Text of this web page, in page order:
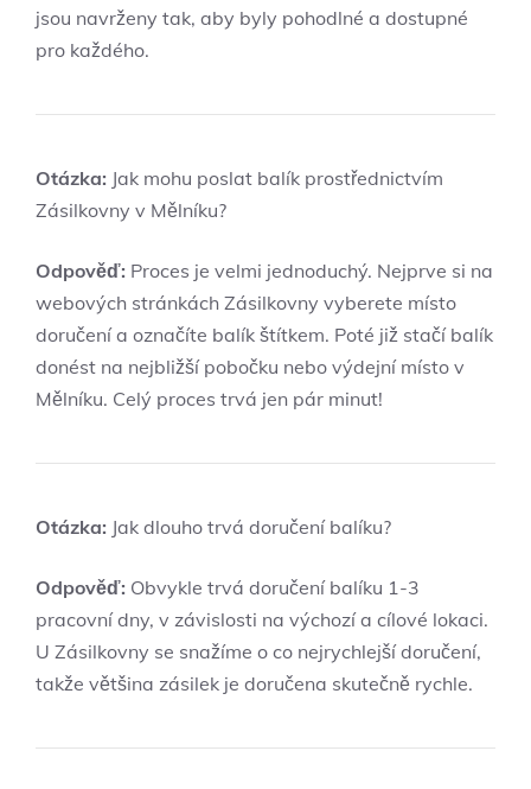
jsou navrženy tak, aby byly pohodlné a dostupné
pro každého.
Otázka: Jak mohu poslat balík prostřednictvím
Zásilkovny v Mělníku?
Odpověď: Proces je velmi jednoduchý. Nejprve si na
webových stránkách Zásilkovny vyberete místo
doručení a označíte balík štítkem. Poté již stačí balík
donést na nejbližší pobočku nebo výdejní místo v
Mělníku. Celý proces trvá jen pár minut!
Otázka: Jak dlouho trvá doručení balíku?
Odpověď: Obvykle trvá doručení balíku 1-3
pracovní dny, v závislosti na výchozí a cílové lokaci.
U Zásilkovny se snažíme o co nejrychlejší doručení,
takže většina zásilek je doručena skutečně rychle.